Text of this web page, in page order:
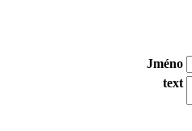
Jméno
text